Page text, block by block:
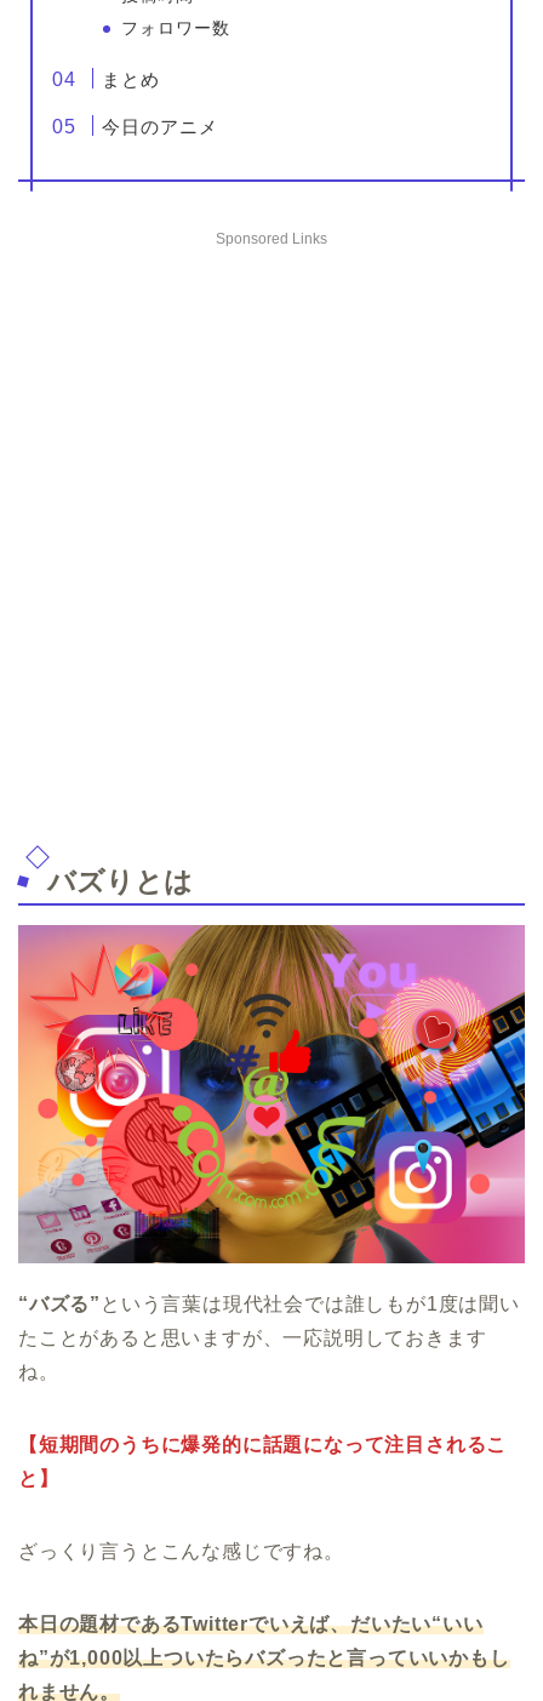
フォロワー数
まとめ
今日のアニメ
Sponsored Links
バズりとは
“バズる” という言葉は現代社会では誰しもが1度は聞い
たことがあると思いますが、一応説明しておきます
ね。
【短期間のうちに爆発的に話題になって注目されるこ
と】
ざっくり言うとこんな感じですね。
本日の題材であるTwitterでいえば、だいたい“いい
ね”が1,000以上ついたらバズったと言っていいかもし
れません。